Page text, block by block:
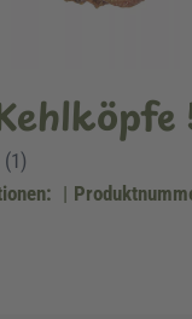
|